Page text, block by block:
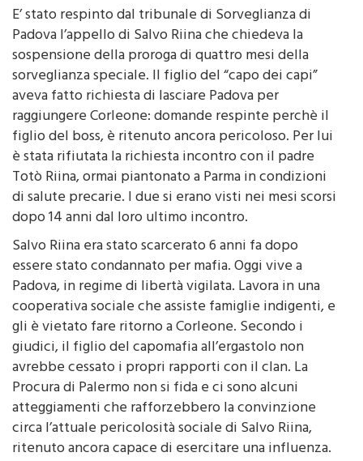
E’ stato respinto dal tribunale di Sorveglianza di
Padova l’appello di Salvo Riina che chiedeva la
sospensione della proroga di quattro mesi della
sorveglianza speciale. Il figlio del “capo dei capi”
aveva fatto richiesta di lasciare Padova per
raggiungere Corleone: domande respinte perchè il
figlio del boss, è ritenuto ancora pericoloso. Per lui
è stata rifiutata la richiesta incontro con il padre
Totò Riina, ormai piantonato a Parma in condizioni
di salute precarie. I due si erano visti nei mesi scorsi
dopo 14 anni dal loro ultimo incontro.
Salvo Riina era stato scarcerato 6 anni fa dopo
essere stato condannato per mafia. Oggi vive a
Padova, in regime di libertà vigilata. Lavora in una
cooperativa sociale che assiste famiglie indigenti, e
gli è vietato fare ritorno a Corleone. Secondo i
giudici, il figlio del capomafia all’ergastolo non
avrebbe cessato i propri rapporti con il clan. La
Procura di Palermo non si fida e ci sono alcuni
atteggiamenti che rafforzebbero la convinzione
circa l’attuale pericolosità sociale di Salvo Riina,